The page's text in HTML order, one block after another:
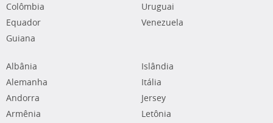
Colômbia
Equador
Guiana
Uruguai
Venezuela
Albânia
Alemanha
Andorra
Armênia
Islândia
Itália
Jersey
Letônia